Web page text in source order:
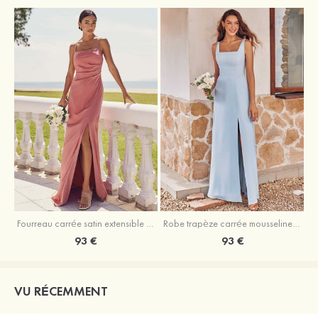
93 € 93 €
VU RÉCEMMENT